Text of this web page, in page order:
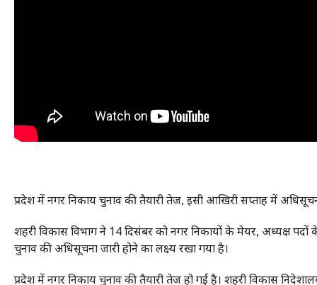
प्रदेश में नगर निकाय चुनाव की तैयारी तेज, इसी आखिरी सप्ताह में
शहरी विकास विभाग ने 14 दिसंबर को नगर निकायों के मेयर, अध्यक्ष
चुनाव की अधिसूचना जारी होने का लक्ष्य रखा गया है।
प्रदेश में नगर निकाय चुनाव की तैयारी तेज हो गई है। शहरी विकास